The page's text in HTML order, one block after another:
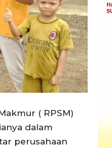
( RPSM)
dalam
perusahaan